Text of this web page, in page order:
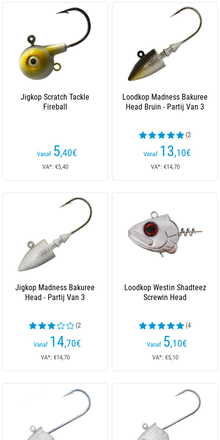
Jigkop Scratch Tackle
Fireball
Vanaf 5,40€
VA*: €5,40
Loodkop Madness Bakuree
Head Bruin - Partij Van 3
(2
beoordelingen)
Vanaf 13,10€
VA*: €14,70
Jigkop Madness Bakuree
Head - Partij Van 3
(2
beoordelingen)
Vanaf 14,70€
VA*: €14,70
Loodkop Westin Shadteez
Screwin Head
(4
beoordelingen)
Vanaf 5,10€
VA*: €5,10